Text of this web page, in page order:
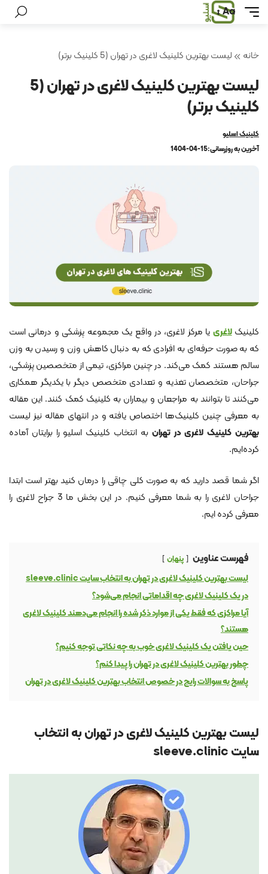
Aa
خانه لیست بهترین کلینیک لاغری در تهران (5 کلینیک برتر)
لیست بهترین کلینیک لاغری در تهران (5
کلینیک برتر)
آخرین به روزرسانی:1404-04-15
کلینیک اسلیو
کلینیکلاغری یا مرکز لاغری، در واقع یک مجموعه پزشکی و درمانی است
که به صورت حرفه‌ای به افرادی که به دنبال کاهش وزن و رسیدن به وزن
سالم هستند کمک می‌کند. در چنین مراکزی، تیمی از متخصصین پزشکی،
جراحان، متخصصان تغذیه و تعدادی متخصص دیگر با یکدیگر همکاری
می‌کنند تا بتوانند به مراجعان و بیماران به کلینیک کمک کنند. این مقاله
به معرفی چنین کلینیک‌ها اختصاص یافته و در انتهای مقاله نیز لیست
بهترین کلینیک لاغری در تهران به انتخاب کلینیک اسلیو را برایتان آماده
کرده‌ایم.
اگر شما قصد دارید که به صورت کلی چاقی را درمان کنید بهتر است ابتدا
جراحان لاغری را به شما معرفی کنیم. در این بخش ما 3 جراح لاغری را
معرفی کرده ایم.
فهرست عناوین پنهان
لیست بهترین کلینیک لاغری در تهران به انتخاب سایت sleeve.clinic
در یک کلینیک لاغری چه اقداماتی انجام می‌شود؟
آیا مراکزی که فقط یکی از موارد ذکر شده را انجام می‌دهند کلینیک لاغری
هستند؟
حین یافتن یک کلینیک لاغری خوب به چه نکاتی توجه کنیم؟
چطور بهترین کلینیک لاغری در تهران را پیدا کنم؟
پاسخ به سوالات رایج در خصوص انتخاب بهترین کلینیک لاغری در تهران
لیست بهترین کلینیک لاغری در تهران به انتخاب
سایت sleeve.clinic